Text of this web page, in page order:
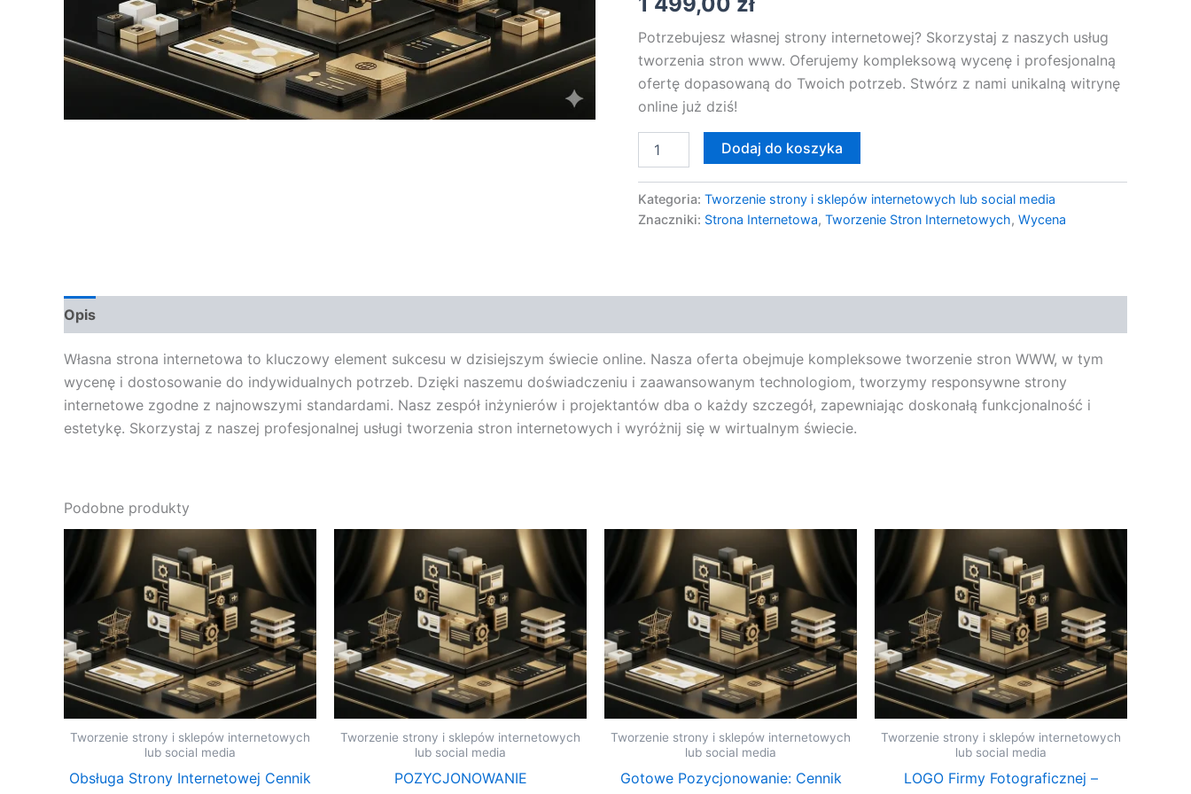
Potrzebujesz własnej strony internetowej? Skorzystaj z naszych usług
tworzenia stron www. Oferujemy kompleksową wycenę i profesjonalną
ofertę dopasowaną do Twoich potrzeb. Stwórz z nami unikalną witrynę
online już dziś!
WWW
Dodaj do koszyka
Kategoria: Tworzenie strony i sklepów internetowych lub social media
Znaczniki: Strona Internetowa, Tworzenie Stron Internetowych, Wycena
Opis
Własna strona internetowa to kluczowy element sukcesu w dzisiejszym świecie online. Nasza oferta obejmuje kompleksowe tworzenie stron WWW, w tym
wycenę i dostosowanie do indywidualnych potrzeb. Dzięki naszemu doświadczeniu i zaawansowanym technologiom, tworzymy responsywne strony
internetowe zgodne z najnowszymi standardami. Nasz zespół inżynierów i projektantów dba o każdy szczegół, zapewniając doskonałą funkcjonalność i
estetykę. Skorzystaj z naszej profesjonalnej usługi tworzenia stron internetowych i wyróżnij się w wirtualnym świecie.
Podobne produkty
Tworzenie strony i sklepów internetowych
lub social media
Obsługa Strony Internetowej Cennik
Tworzenie strony i sklepów internetowych
lub social media
POZYCJONOWANIE
Tworzenie strony i sklepów internetowych
lub social media
Gotowe Pozycjonowanie: Cennik
Tworzenie strony i sklepów internetowych
lub social media
LOGO Firmy Fotograficznej –